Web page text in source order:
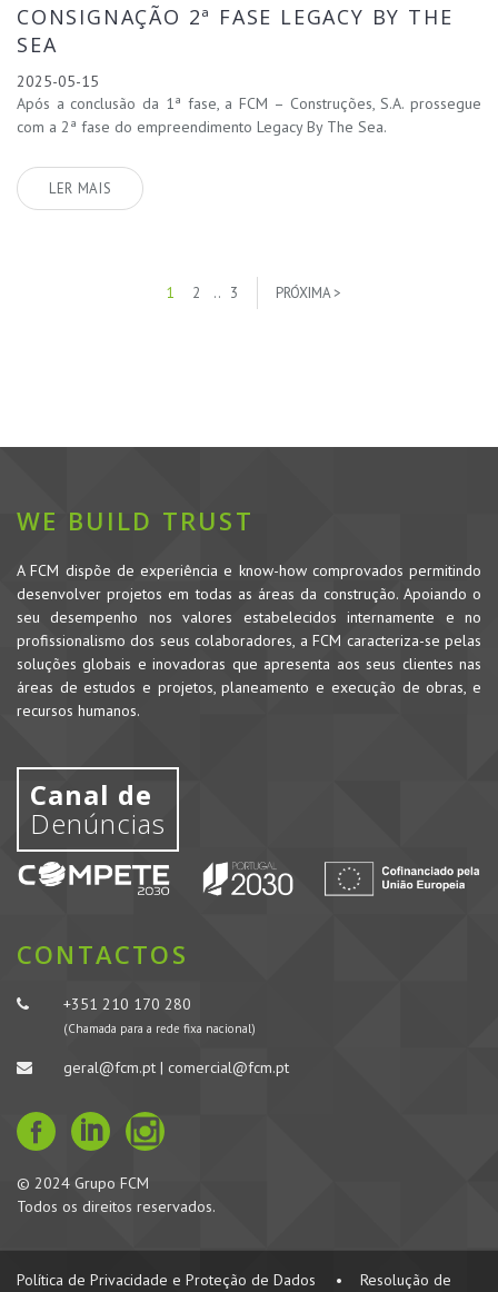
CONSIGNAÇÃO 2ª FASE LEGACY BY THE
SEA
2025-05-15
Após a conclusão da 1ª fase, a FCM – Construções, S.A. prossegue
com a 2ª fase do empreendimento Legacy By The Sea.
LER MAIS
1 2 .. 3 PRÓXIMA >
WE BUILD TRUST
A FCM dispõe de experiência e know-how comprovados permitindo
desenvolver projetos em todas as áreas da construção. Apoiando o
seu desempenho nos valores estabelecidos internamente e no
profissionalismo dos seus colaboradores, a FCM caracteriza-se pelas
soluções globais e inovadoras que apresenta aos seus clientes nas
áreas de estudos e projetos, planeamento e execução de obras, e
recursos humanos.
Canal de
Denúncias
CONTACTOS
+351 210 170 280
(Chamada para a rede fixa nacional)
geral@fcm.pt | comercial@fcm.pt
© 2024 Grupo FCM
Todos os direitos reservados.
Política de Privacidade e Proteção de Dados • Resolução de